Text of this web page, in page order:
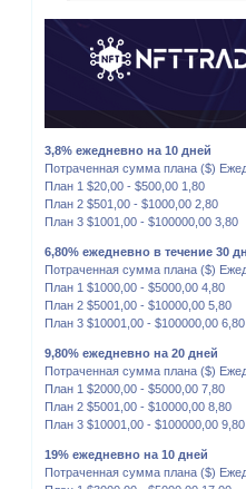
3,8% ежедневно на 10 дней
Потраченная сумма плана ($)
План 1 $20,00 - $500,00 1,80
План 2 $501,00 - $1000,00 2,80
План 3 $1001,00 - $100000,00 3,80
6,80% ежедневно в течение 30
Потраченная сумма плана ($)
План 1 $1000,00 - $5000,00 4,80
План 2 $5001,00 - $10000,00 5,80
План 3 $10001,00 - $100000,00 6,80
9,80% ежедневно на 20 дней
Потраченная сумма плана ($)
План 1 $2000,00 - $5000,00 7,80
План 2 $5001,00 - $10000,00 8,80
План 3 $10001,00 - $100000,00 9,80
19% ежедневно на 10 дней
Потраченная сумма плана ($)